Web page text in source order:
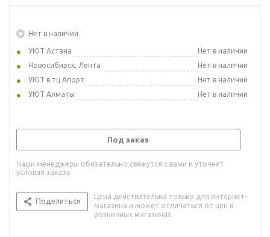
Нет в наличии
УЮТ Астана
Нет в наличии
Новосибирск, Лента
Нет в наличии
УЮТ в тц Апорт
Нет в наличии
УЮТ Алматы
Нет в наличии
Под заказ
Наши менеджеры обязательно свяжутся с вами и уточнят
условия заказа
Поделиться
Цена действительна только для интернет-
магазина и может отличаться от цен в
розничных магазинах